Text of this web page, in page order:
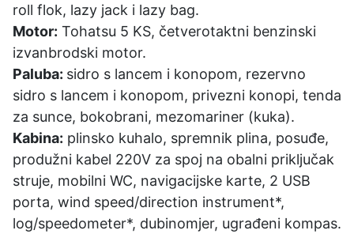
roll flok, lazy jack i lazy bag.
Motor: Tohatsu 5 KS, četverotaktni benzinski
izvanbrodski motor.
Paluba: sidro s lancem i konopom, rezervno
sidro s lancem i konopom, privezni konopi, tenda
za sunce, bokobrani, mezomariner (kuka).
Kabina: plinsko kuhalo, spremnik plina, posuđe,
produžni kabel 220V za spoj na obalni priključak
struje, mobilni WC, navigacijske karte, 2 USB
porta, wind speed/direction instrument*,
log/speedometer*, dubinomjer, ugrađeni kompas.